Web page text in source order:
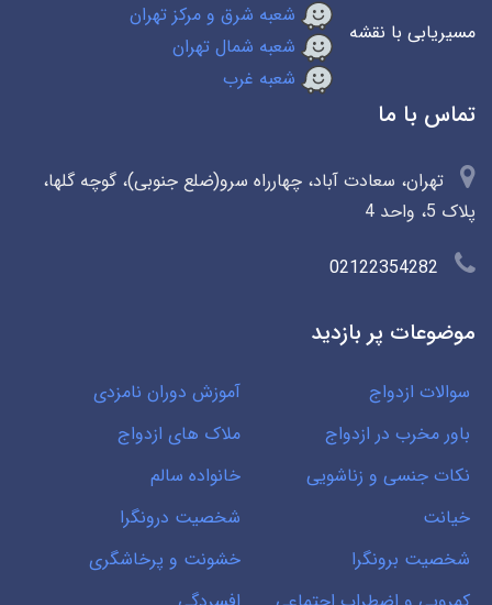
مسیریابی با نقشه
شعبه شرق و مرکز تهران
شعبه شمال تهران
شعبه غرب
تماس با ما
تهران، سعادت آباد، چهارراه سرو(ضلع جنوبی)، گوچه گلها،
پلاک 5، واحد 4
02122354282
موضوعات پر بازدید
سوالات ازدواج
آموزش دوران نامزدی
باور مخرب در ازدواج
ملاک های ازدواج
نکات جنسی و زناشویی
خانواده سالم
خیانت
شخصیت درونگرا
شخصیت برونگرا
خشونت و پرخاشگری